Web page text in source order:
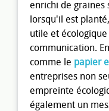
enrichi de graines
lorsqu'il est
utile et
communication.
comme le papier
entreprises non
empreinte
également un